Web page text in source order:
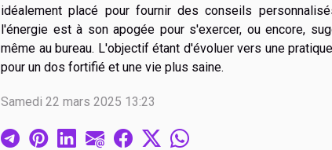
idéalement placé pour fournir des conseils
l'énergie est à son apogée pour s'exercer, ou encore,
même au bureau. L'objectif étant d'évoluer vers une
pour un dos fortifié et une vie plus saine.
Samedi 22 mars 2025 13:23